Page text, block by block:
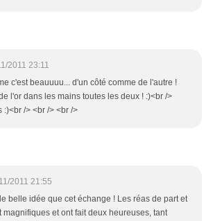
2011 23:11
c'est beauuuu... d'un côté comme de l'autre !
l'or dans les mains toutes les deux ! :)<br />
:)<br /> <br /> <br />
2011 21:55
belle idée que cet échange ! Les réas de part et
magnifiques et ont fait deux heureuses, tant